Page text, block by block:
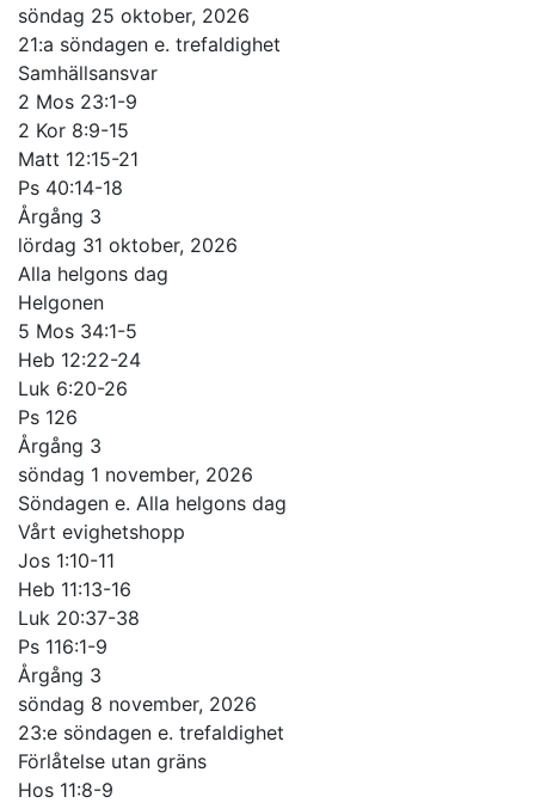
söndag 25 oktober, 2026
21:a söndagen e. trefaldighet
Samhällsansvar
2 Mos 23:1-9
2 Kor 8:9-15
Matt 12:15-21
Ps 40:14-18
Årgång 3
lördag 31 oktober, 2026
Alla helgons dag
Helgonen
5 Mos 34:1-5
Heb 12:22-24
Luk 6:20-26
Ps 126
Årgång 3
söndag 1 november, 2026
Söndagen e. Alla helgons dag
Vårt evighetshopp
Jos 1:10-11
Heb 11:13-16
Luk 20:37-38
Ps 116:1-9
Årgång 3
söndag 8 november, 2026
23:e söndagen e. trefaldighet
Förlåtelse utan gräns
Hos 11:8-9